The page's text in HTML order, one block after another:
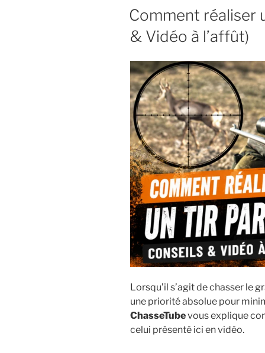
(VAR) »
b
o
o
k
A
p
p
PUBLIÉ
LE
Comment réaliser
& Vidéo à l’affût)
Lorsqu’il s’agit de chasser le
une priorité absolue pour
ChasseTubevous explique
celui présenté ici en vidéo.